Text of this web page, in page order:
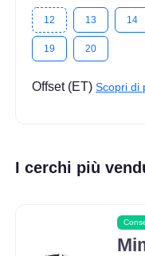
12 13 14
19 20
Offset (ET)Scopri di
I cerchi più